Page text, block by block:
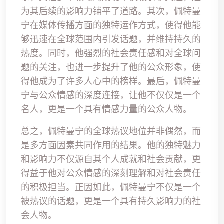
为其后续的影响力铺平了道路。其次，佩特曼
宁在媒体传播方面的独特运作方式，使得他能
够迅速在全球范围内引发话题，并维持持久的
热度。同时，他强烈的社会责任感和对全球问
题的关注，也进一步提升了他的公众形象，使
得他成为了许多人心中的榜样。最后，佩特曼
宁与公众情感的深度连接，让他不仅仅是一个
名人，更是一个具有情感力量的公众人物。
总之，佩特曼宁的全球热议地位并非偶然，而
是多方面因素共同作用的结果。他的独特魅力
和影响力不仅源自其个人成就和社会贡献，更
得益于他对公众情感的深刻理解和对社会责任
的积极担当。正因如此，佩特曼宁不仅是一个
被热议的话题，更是一个具有持久影响力的社
会人物。